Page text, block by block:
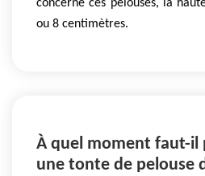
concerne ces pelouses, la
ou 8 centimètres.
À quel moment faut-il
une tonte de pelouse